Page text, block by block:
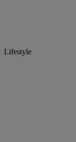
Lifestyle